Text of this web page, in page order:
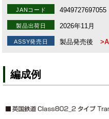
JANコード 4949727697055
製品出荷日 2026年11月
ASSY発売日 製品発売後
編成例